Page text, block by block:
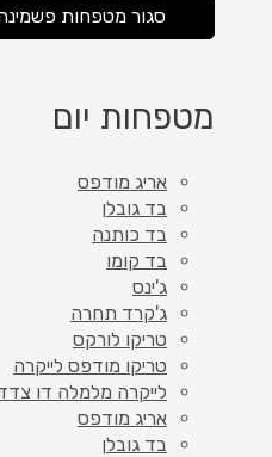
סגור מטפחות
מטפחות יום
אריג מודפס
בד גובלן
בד כותנה
בד קומו
ג'ינס
ג'קרד תחרה
טריקו לורקס
טריקו מודפס לייקרה
לייקרה מלמלה דו
אריג מודפס
בד גובלן